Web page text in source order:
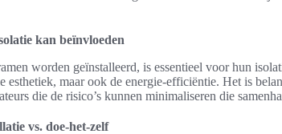
kan beïnvloeden
worden geïnstalleerd, is essentieel voor hun
esthetiek, maar ook de energie-efficiëntie. Het is
die de risico’s kunnen minimaliseren die
vs. doe-het-zelf